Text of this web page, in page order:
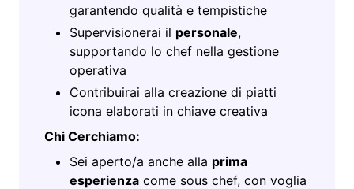
garantendo qualità e tempistiche
Supervisionerai il personale,
supportando lo chef nella gestione
operativa
Contribuirai alla creazione di piatti
icona elaborati in chiave creativa
Chi Cerchiamo:
Sei aperto/a anche alla prima
esperienza come sous chef, con voglia